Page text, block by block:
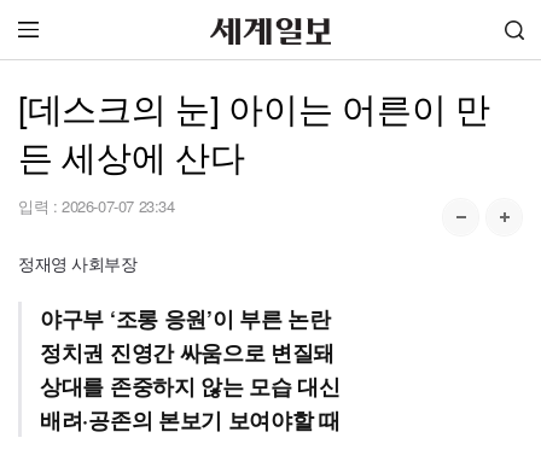
[데스크의 눈] 아이는 어른이 만
든 세상에 산다
입력 : 2026-07-07 23:34
정재영 사회부장
야구부 ‘조롱 응원’이 부른 논란
정치권 진영간 싸움으로 변질돼
상대를 존중하지 않는 모습 대신
배려·공존의 본보기 보여야할 때